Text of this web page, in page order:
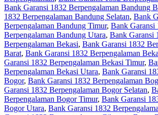
Bank Garansi 1832 Berpengalaman Bandung
1832 Berpengalaman Bandung Selatan, Bank
Berpengalaman Bandung Timur, Bank Garansi
Berpengalaman Bandung Utara, Bank Garansi
Berpengalaman Bekasi, Bank Garansi 1832
Barat, Bank Garansi 1832 Berpengalaman
Garansi 1832 Berpengalaman Bekasi Timur,
Berpengalaman Bekasi Utara, Bank Garansi
Bogor, Bank Garansi 1832 Berpengalaman
Garansi 1832 Berpengalaman Bogor Selatan,
Berpengalaman Bogor Timur, Bank Garansi
Bogor Utara, Bank Garansi 1832